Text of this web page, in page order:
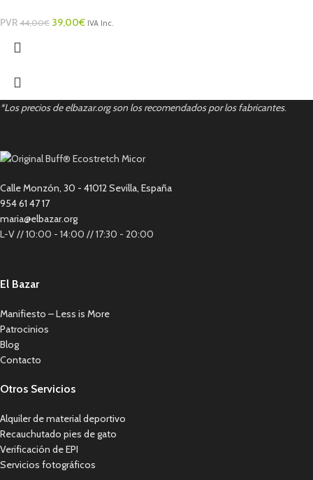
PVR 44,00€ 39,00€ IVA Inc.
*Los precios de elbazar.org son los recomendados por los fabricantes.
Calle Monzón, 30 - 41012 Sevilla, España
954 61 47 17
maria@elbazar.org
L-V // 10:00 - 14:00 // 17:30 - 20:00
El Bazar
Manifiesto – Less is More
Patrocinios
Blog
Contacto
Otros Servicios
Alquiler de material deportivo
Recauchutado pies de gato
Verificación de EPI
Servicios fotográficos